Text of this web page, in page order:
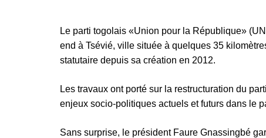
Le parti togolais «Union pour la République»
end à Tsévié, ville située à quelques 35
statutaire depuis sa création en 2012.
Les travaux ont porté sur la restructuration du
enjeux socio-politiques actuels et futurs dans le
Sans surprise, le président Faure Gnassingbé